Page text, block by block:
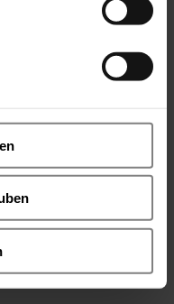
switching cycles, fast
NC normally
up to 1000
the 3/071 series
The valve
difference 5 bar for
recommended to
upstream of the valve.